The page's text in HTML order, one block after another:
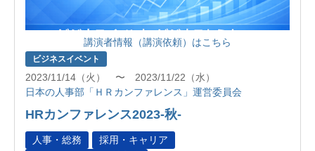
講演者情報（講演依頼）はこちら
ビジネスイベント
2023/11/14（火） 〜 2023/11/22（水）
日本の人事部「ＨＲカンファレンス」運営委員会
HRカンファレンス2023-秋-
人事・総務
採用・キャリア